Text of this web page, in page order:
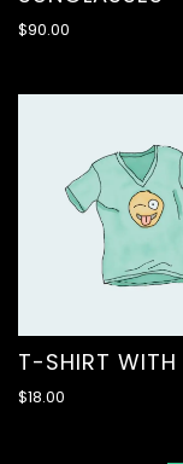
$90.00
T-SHIRT WITH
$18.00